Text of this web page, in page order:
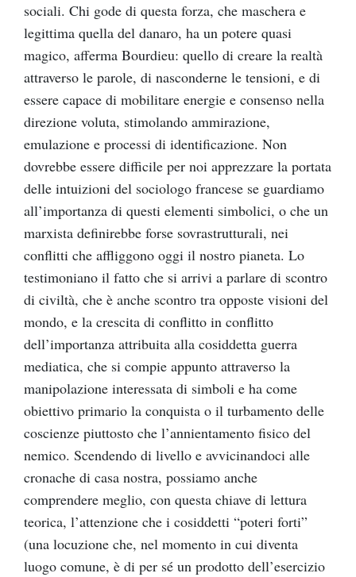
sociali. Chi gode di questa forza, che maschera e
legittima quella del danaro, ha un potere quasi
magico, afferma Bourdieu: quello di creare la realtà
attraverso le parole, di nasconderne le tensioni, e di
essere capace di mobilitare energie e consenso nella
direzione voluta, stimolando ammirazione,
emulazione e processi di identificazione. Non
dovrebbe essere difficile per noi apprezzare la portata
delle intuizioni del sociologo francese se guardiamo
all’importanza di questi elementi simbolici, o che un
marxista definirebbe forse sovrastrutturali, nei
conflitti che affliggono oggi il nostro pianeta. Lo
testimoniano il fatto che si arrivi a parlare di scontro
di civiltà, che è anche scontro tra opposte visioni del
mondo, e la crescita di conflitto in conflitto
dell’importanza attribuita alla cosiddetta guerra
mediatica, che si compie appunto attraverso la
manipolazione interessata di simboli e ha come
obiettivo primario la conquista o il turbamento delle
coscienze piuttosto che l’annientamento fisico del
nemico. Scendendo di livello e avvicinandoci alle
cronache di casa nostra, possiamo anche
comprendere meglio, con questa chiave di lettura
teorica, l’attenzione che i cosiddetti “poteri forti”
(una locuzione che, nel momento in cui diventa
luogo comune, è di per sé un prodotto dell’esercizio